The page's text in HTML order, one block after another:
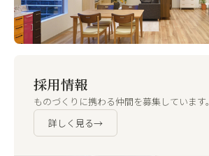
採用情報
ものづくりに携わる仲間を募集しています。
詳しく見る→